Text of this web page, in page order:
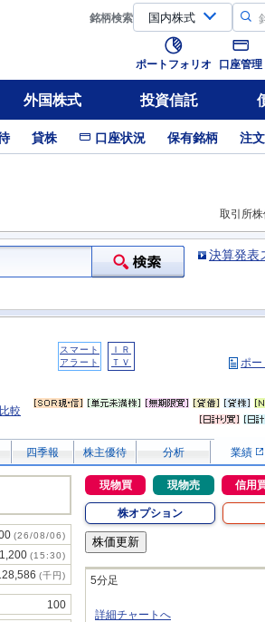
銘柄検索
ポートフォリオ 口座管理
外国株式 投資信託
貸株 口座状況 保有銘柄 注
取引所
決算発表
スマート
アラート
ＩＲ
ＴＶ
ポー
較
四季報 株主優待 分析 業績
(26/08/06)
(15:30)
(千円)
100
現物買 現物売 信用
株オプション
5分足
詳細チャートへ